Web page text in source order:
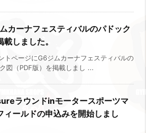
カーナフェスティバルのパドック
載しました。
トページにG6ジムカーナフェスティバルの
図（PDF版）を掲載しまし ...
ラウンドinモータースポーツマ
ィールドの申込みを開始しまし